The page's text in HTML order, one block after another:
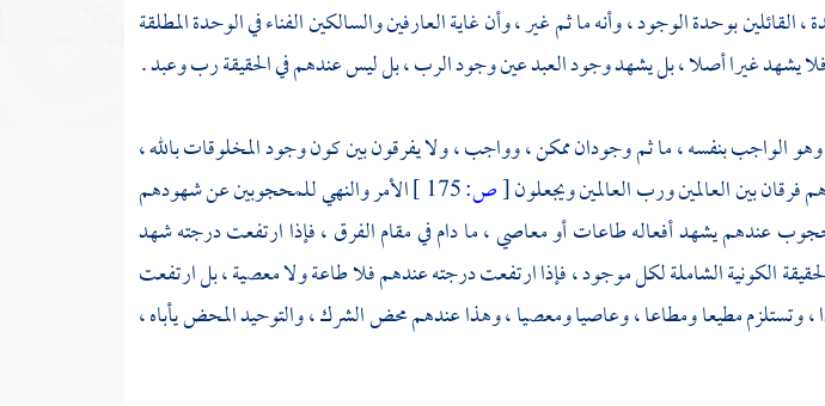
، القائلين بوحدة الوجود ، وأنه ما ثم غير ، وأن غاية العارفين والسالكين الفناء في الوحدة المطلقة
فلا يشهد غيرا أصلا ، بل يشهد وجود العبد عين وجود الرب ، بل ليس عندهم في الحقيقة رب وعبد .
الواجب بنفسه ، ما ثم وجودان ممكن ، وواجب ، ولا يفرقون بين كون وجود المخلوقات بالله ،
بين العالمين ورب العالمين ويجعلون[ص:
الأمر والنهي للمحجوبين عن شهودهم
عندهم يشهد أفعاله طاعات أو معاصي ، ما دام في مقام الفرق ، فإذا ارتفعت درجته شهد
الكونية الشاملة لكل موجود ، فإذا ارتفعت درجته عندهم فلا طاعة ولا معصية ، بل ارتفعت
، وتستلزم مطيعا ومطاعا ، وعاصيا ومعصيا ، وهذا عندهم محض الشرك ، والتوحيد المحض يأباه ،